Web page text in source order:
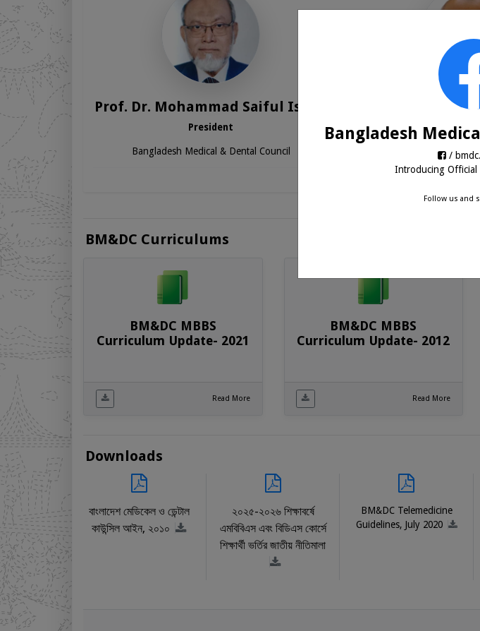
Prof. Dr. Mohammad Saiful Islam
President
Bangladesh Medical & Dental Council
Dr. Md.
Registrar
Bangladesh Medical
BM&DC Curriculums
BM&DC MBBS
Curriculum Update- 2021
Read More
BM&DC MBBS
Curriculum Update- 2012
Read More
Downloads
বাংলাদেশ মেডিকেল ও ডেন্টাল
কাউন্সিল আইন, ২০১০
২০২৫-২০২৬ শিক্ষাবর্ষে
এমবিবিএস এবং বিডিএস কোর্সে
শিক্ষার্থী ভর্তির জাতীয় নীতিমালা
BM&DC Telemedicine
Guidelines, July 2020
Bangladesh
/
Introducing Official
Follow us and